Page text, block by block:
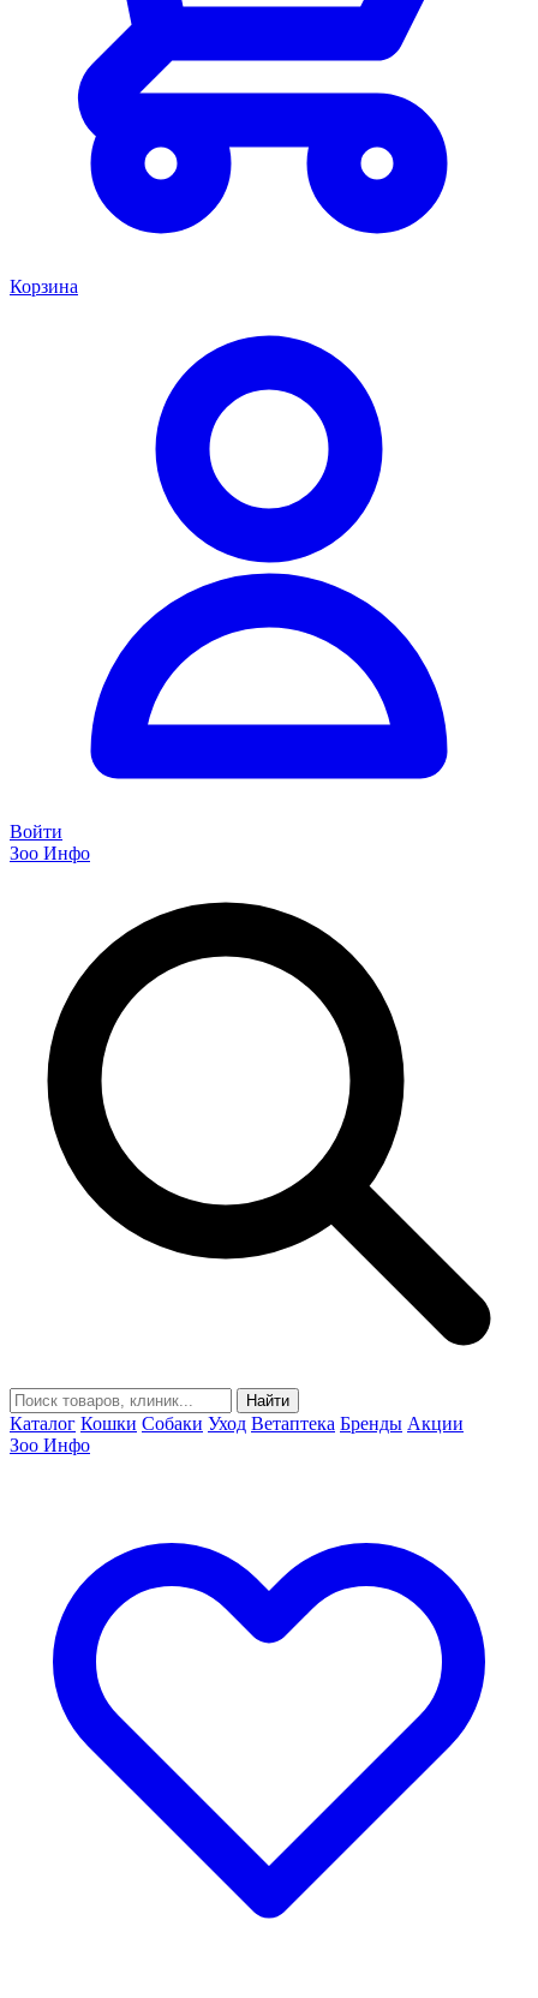
Корзина
Войти
Зоо Инфо
Найти
Каталог Кошки Собаки Уход Ветаптека Бренды Акции
Зоо Инфо